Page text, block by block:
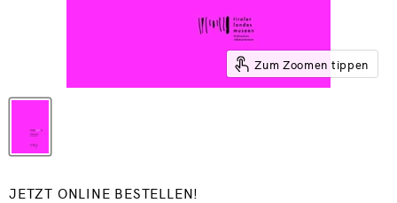
Zum Zoomen tippen
JETZT ONLINE BESTELLEN!